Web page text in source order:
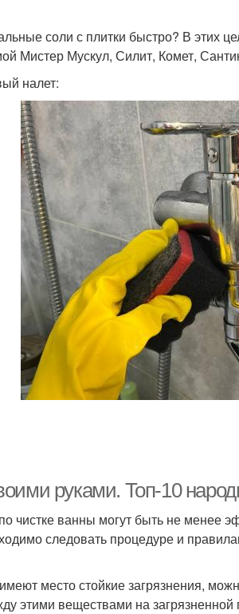
соли с плитки быстро? В этих
Мистер Мускул, Силит, Комет,
налет:
руками. Топ-10
чистке ванны могут быть не менее
следовать процедуре и
место стойкие загрязнения,
этими веществами на загрязненной